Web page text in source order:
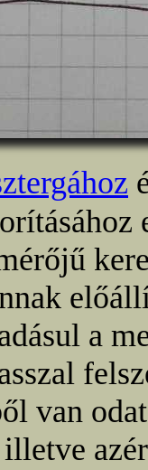
a
van